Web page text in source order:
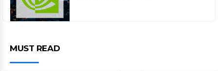
MUST READ